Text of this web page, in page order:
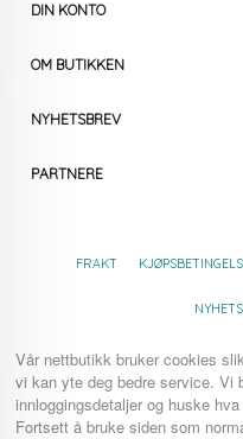
DIN KONTO
OM BUTIKKEN
NYHETSBREV
PARTNERE
FRAKT
Vår nettbutikk bruker cookies
vi kan yte deg bedre service. Vi
innloggingsdetaljer og huske
Fortsett å bruke siden som